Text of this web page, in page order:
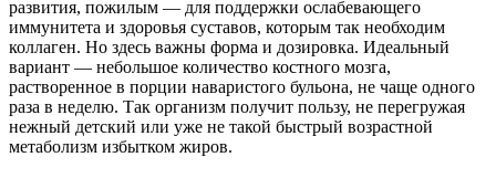
развития, пожилым — для поддержки ослабевающего
иммунитета и здоровья суставов, которым так необходим
коллаген. Но здесь важны форма и дозировка. Идеальный
вариант — небольшое количество костного мозга,
растворенное в порции наваристого бульона, не чаще одного
раза в неделю. Так организм получит пользу, не перегружая
нежный детский или уже не такой быстрый возрастной
метаболизм избытком жиров.